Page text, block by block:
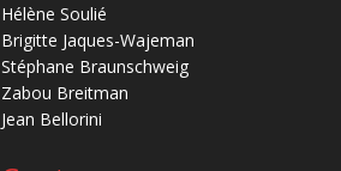
Hélène Soulié
Brigitte Jaques-Wajeman
Stéphane Braunschweig
Zabou Breitman
Jean Bellorini